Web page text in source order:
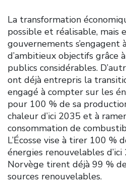
La transformation
possible et réalisable, mais
gouvernements s’engagent
d’ambitieux objectifs grâce
publics considérables.
ont déjà entrepris la
engagé à compter sur les
pour 100 % de sa
chaleur d’ici 2035 et à
consommation de
L’Écosse vise à tirer 100 %
énergies renouvelables d’ici
Norvège tirent déjà 99 %
sources renouvelables.